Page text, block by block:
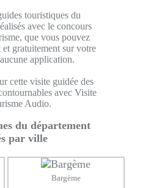
touristiques du
avec le concours
que vous pouvez
et gratuitement sur votre
application.
cette visite guidée des
avec Visite
Audio.
du département
par ville
Bargème